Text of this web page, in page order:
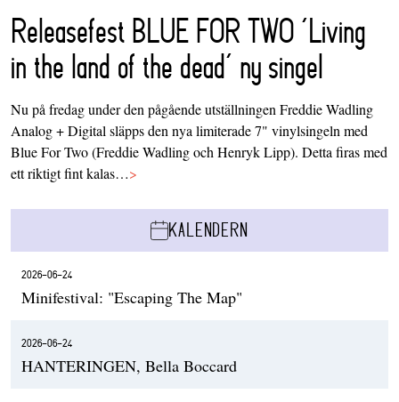
Releasefest BLUE FOR TWO ‘Living
in the land of the dead’ ny singel
Nu på fredag under den pågående utställningen Freddie Wadling
Analog + Digital släpps den nya limiterade 7" vinylsingeln med
Blue For Two (Freddie Wadling och Henryk Lipp). Detta firas med
ett riktigt fint kalas…>
KALENDERN
2026-06-24
Minifestival: "Escaping The Map"
2026-06-24
HANTERINGEN, Bella Boccard